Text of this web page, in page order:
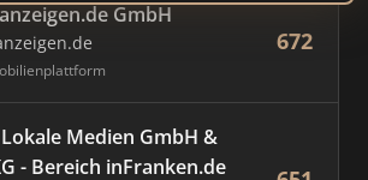
GmbH
672
Medien GmbH &
- Bereich inFranken.de